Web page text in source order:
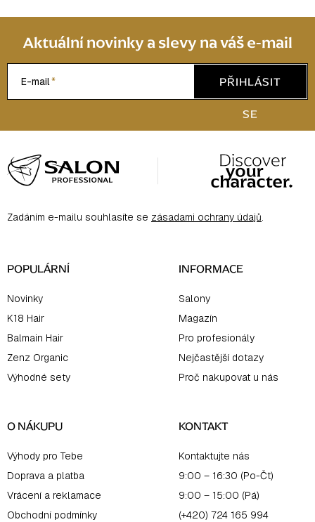
Aktuální novinky a slevy na váš e-mail
E-mail
PŘIHLÁSIT
SE
á
p
aZadáním e-mailu souhlasíte se zásadami ochrany údajů.
POPULÁRNÍ
Novinky
K18 Hair
Balmain Hair
Zenz Organic
Výhodné sety
INFORMACE
Salony
Magazín
Pro profesionály
Nejčastější dotazy
Proč nakupovat u nás
O NÁKUPU
Výhody pro Tebe
Doprava a platba
Vrácení a reklamace
Obchodní podmínky
KONTAKT
Kontaktujte nás
9:00 – 16:30 (Po-Čt)
9:00 – 15:00 (Pá)
(+420) 724 165 994